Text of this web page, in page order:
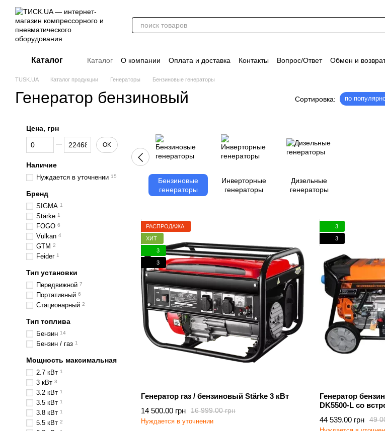
Перейти к основному контенту
Каталог Каталог О компании Оплата и доставка Контакты Вопрос/Ответ Обмен и
Дополнительные материалы
Блог
TUSK.UA Каталог продукции Генераторы Бензиновые генераторы
Генератор бензиновый Сортировка: по
Бензиновые
генераторы
Инверторные
генераторы
Дизельные
генераторы
РАСПРОДАЖА
ХИТ
3
3
Генератор газ / бензиновый Stärke 3 кВт
16 999.00 грн
14 500.00 грн
Нуждается в уточнении
3
3
Генератор
DK5500-L cо
49
44 539.00 грн
Цена, грн
От Цена, грн
До Цена, грн OK
Наличие
Нуждается в уточнении 15
Бренд
SIGMA 1
Stärke 1
FOGO 6
Vulkan 4
GTM 2
Feider 1
Тип установки
Передвижной 7
Портативный 6
Стационарный 2
Тип топлива
Бензин 14
Бензин / газ 1
Мощность максимальная
2.7 кВт 1
3 кВт 3
3.2 кВт 1
3.5 кВт 1
3.8 кВт 1
5.5 кВт 2